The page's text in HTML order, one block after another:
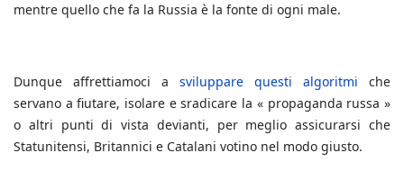
mentre quello che fa la Russia è la fonte di ogni male.
Dunque affrettiamoci a sviluppare questi algoritmi che
servano a fiutare, isolare e sradicare la « propaganda russa »
o altri punti di vista devianti, per meglio assicurarsi che
Statunitensi, Britannici e Catalani votino nel modo giusto.